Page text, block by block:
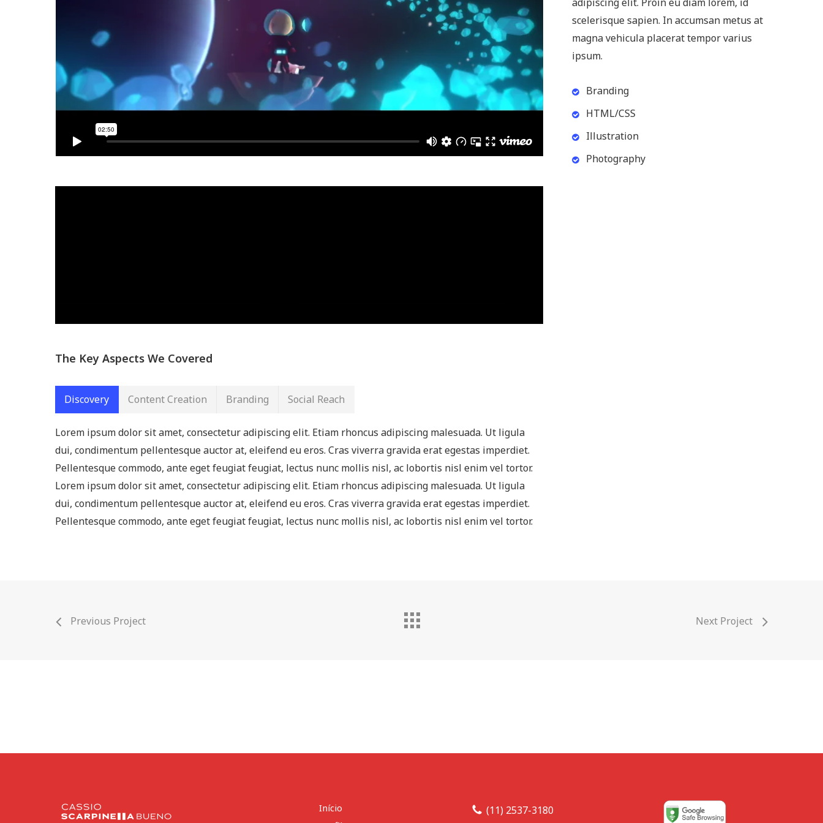
The Key Aspects We Covered
Discovery Content Creation Branding Social Reach
Lorem ipsum dolor sit amet, consectetur adipiscing elit. Etiam rhoncus adipiscing malesuada. Ut ligula
dui, condimentum pellentesque auctor at, eleifend eu eros. Cras viverra gravida erat egestas imperdiet.
Pellentesque commodo, ante eget feugiat feugiat, lectus nunc mollis nisl, ac lobortis nisl enim vel tortor.
Lorem ipsum dolor sit amet, consectetur adipiscing elit. Etiam rhoncus adipiscing malesuada. Ut ligula
dui, condimentum pellentesque auctor at, eleifend eu eros. Cras viverra gravida erat egestas imperdiet.
Pellentesque commodo, ante eget feugiat feugiat, lectus nunc mollis nisl, ac lobortis nisl enim vel tortor.
scelerisque sapien. In accumsan metus at
magna vehicula placerat tempor varius
ipsum.
Branding
HTML/CSS
Illustration
Photography
Previous Project Next Project
Início
(11) 2537-3180